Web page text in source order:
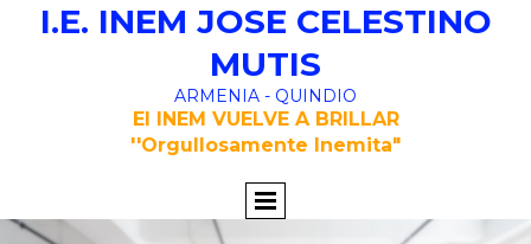
I.E. INEM JOSE CELESTINO
MUTIS
ARMENIA - QUINDIO
El INEM VUELVE A BRILLAR
''Orgullosamente Inemita"